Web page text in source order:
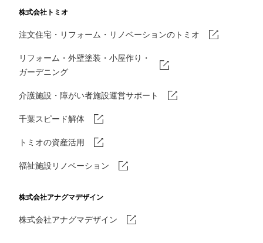
株式会社トミオ
注文住宅・リフォーム・リノベーションのトミオ
リフォーム・外壁塗装・小屋作り・
ガーデニング
介護施設・障がい者施設運営サポート
千葉スピード解体
トミオの資産活用
福祉施設リノベーション
株式会社アナグマデザイン
株式会社アナグマデザイン